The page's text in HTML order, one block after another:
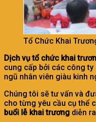
Tổ Chức Khai
Dịch vụ tổ chức khai
cung cấp bởi các công
ngũ nhân viên giàu kinh
Chúng tôi sẽ tư vấn và
cho từng yêu cầu cụ thể
buổi lễ khai trương diễn